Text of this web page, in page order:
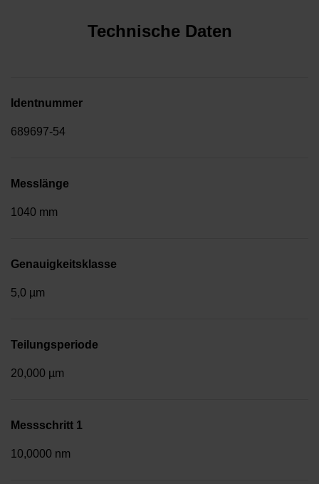
Technische Daten
Identnummer
689697-54
Messlänge
1040 mm
Genauigkeitsklasse
5,0 µm
Teilungsperiode
20,000 µm
Messschritt 1
10,0000 nm